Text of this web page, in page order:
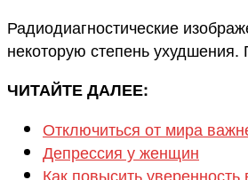
Радиодиагностические
некоторую степень ухудшения.
ЧИТАЙТЕ ДАЛЕЕ:
Отключиться от мира
Депрессия у женщин
Как повысить